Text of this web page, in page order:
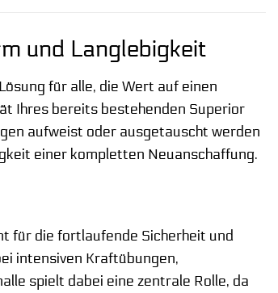
und Langlebigkeit
für alle, die Wert auf einen
Ihres bereits bestehenden Superior
aufweist oder ausgetauscht werden
einer kompletten Neuanschaffung.
für die fortlaufende Sicherheit und
intensiven Kraftübungen,
spielt dabei eine zentrale Rolle, da